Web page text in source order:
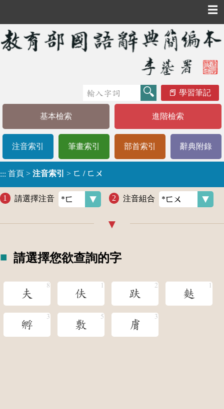
☰
學習筆記
基本檢索 進階檢索
注音索引 筆畫索引 部首索引 辭典附錄
::: 首頁 > 注音索引 > ㄈ / ㄈㄨ
請選擇注音 注音組合
請選擇您欲查詢的字
夫 伕 趺 麩
孵 敷 膚